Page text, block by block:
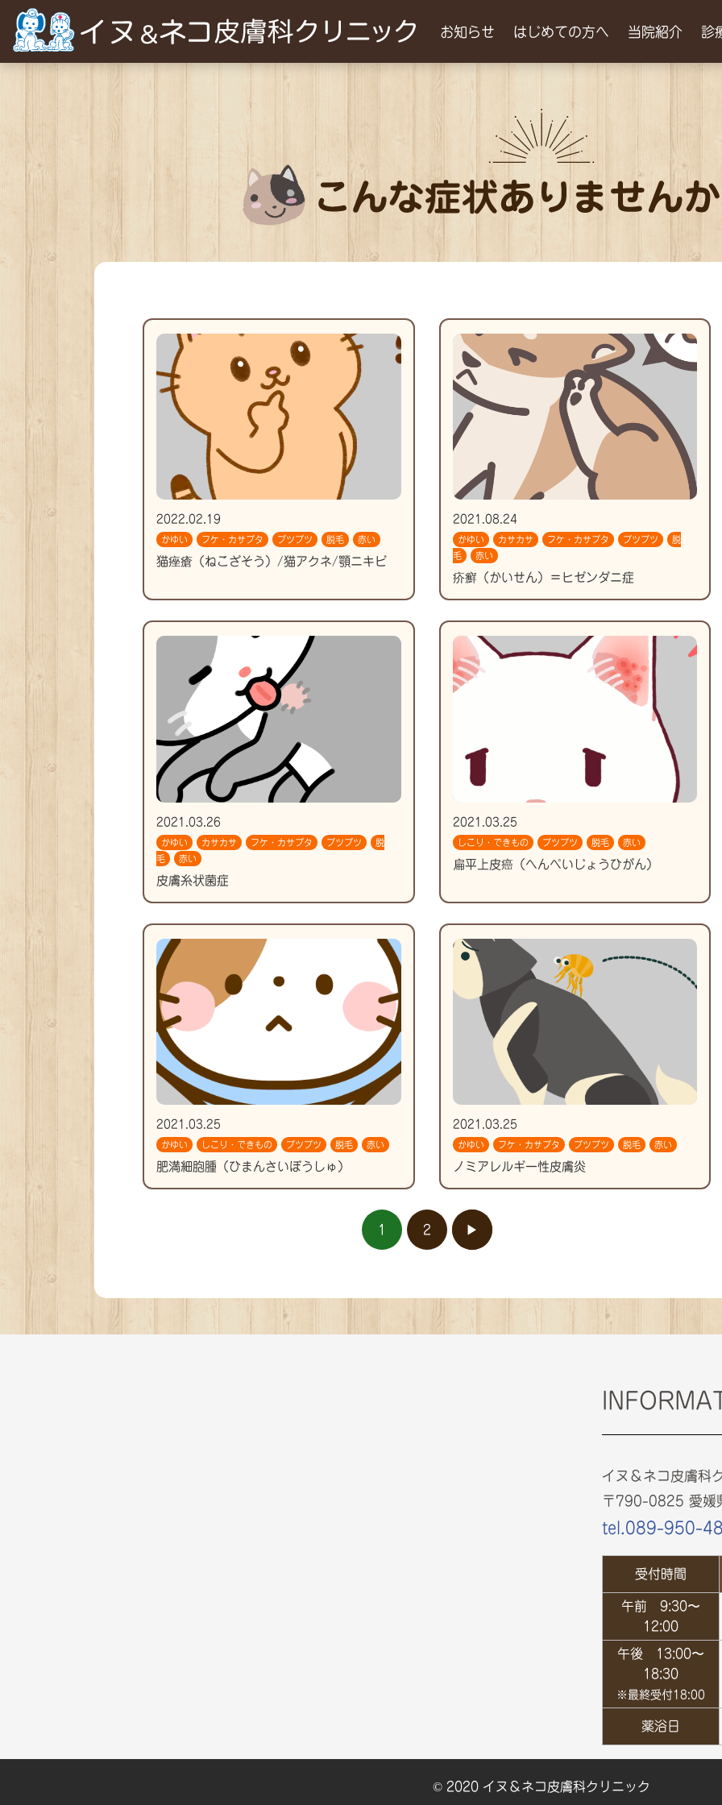
お知らせ はじめての方へ 当院紹介 診
2022.02.19
かゆい フケ・カサブタ ブツブツ 脱毛 赤い
猫痤瘡（ねこざそう）/猫アクネ/顎ニキビ
2021.08.24
かゆい カサカサ フケ・カサブタ ブツブツ
脱
毛
赤い
疥癬（かいせん）＝ヒゼンダニ症
2021.03.26
かゆい カサカサ フケ・カサブタ ブツブツ
脱
毛
赤い
皮膚糸状菌症
2021.03.25
しこり・できもの ブツブツ 脱毛 赤い
扁平上皮癌（へんぺいじょうひがん）
2021.03.25
かゆい しこり・できもの ブツブツ 脱毛 赤い
肥満細胞腫（ひまんさいぼうしゅ）
2021.03.25
かゆい フケ・カサブタ ブツブツ 脱毛 赤い
ノミアレルギー性皮膚炎
1 2 ▶︎
イヌ＆ネコ皮膚科
〒790-0825 愛媛
tel.089-950-
受付時間
午前 9:30〜
12:00
午後 13:00〜
18:30
※最終受付18:00
薬浴日
© 2020 イヌ＆ネコ皮膚科クリニック